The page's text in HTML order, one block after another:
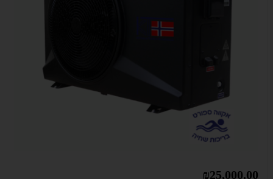
₪25,000.00